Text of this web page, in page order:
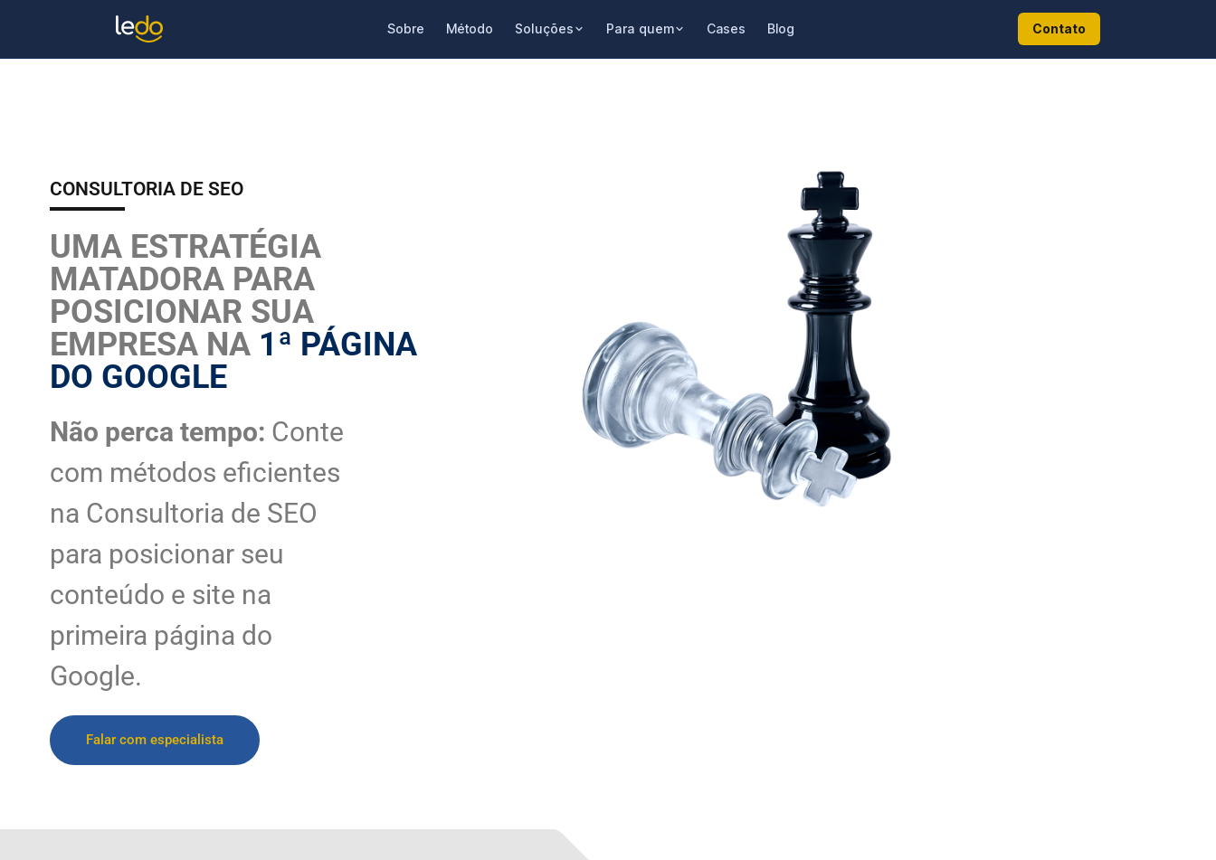
Sobre Método Soluções Para quem Cases Blog Contato
CONSULTORIA DE SEO
UMA ESTRATÉGIA
MATADORA PARA
POSICIONAR SUA
EMPRESA NA 1ª PÁGINA
DO GOOGLE
Não perca tempo: Conte
com métodos eficientes
na Consultoria de SEO
para posicionar seu
conteúdo e site na
primeira página do
Google.
Falar com especialista